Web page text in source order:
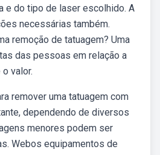
e do tipo de laser escolhido. A
necessárias também.
remoção de tatuagem? Uma
das pessoas em relação a
valor.
remover uma tatuagem com
dependendo de diversos
menores podem ser
Webos equipamentos de